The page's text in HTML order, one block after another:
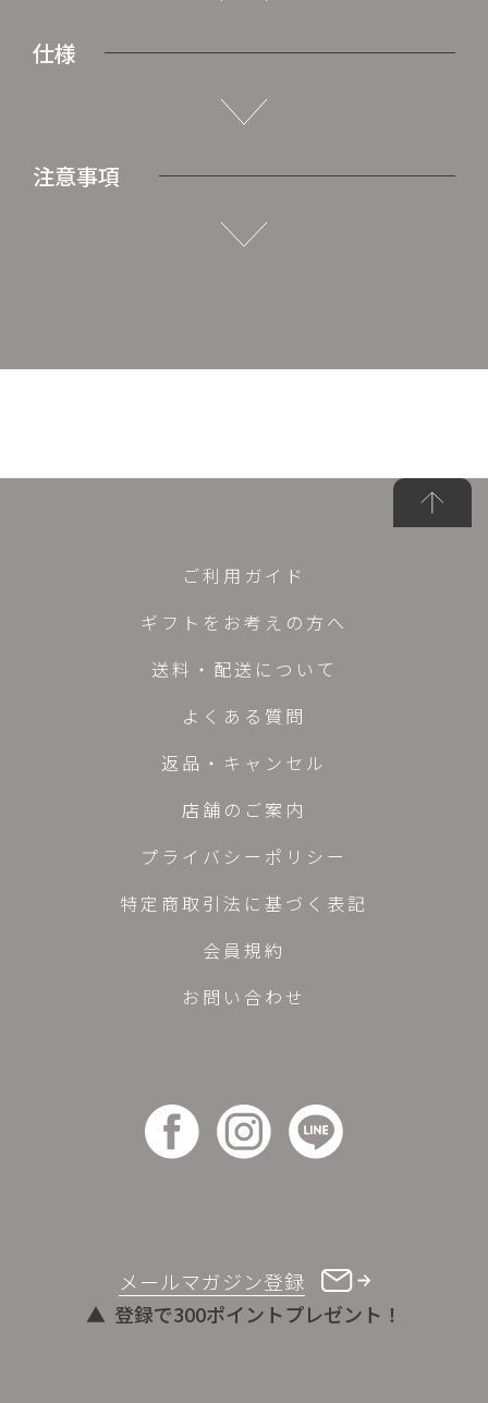
仕様
注意事項
メールマガジン登録
登録で300ポイントプレゼント！
ご利用ガイド
ギフトをお考えの方へ
送料・配送について
よくある質問
返品・キャンセル
店舗のご案内
プライバシーポリシー
特定商取引法に基づく表記
会員規約
お問い合わせ